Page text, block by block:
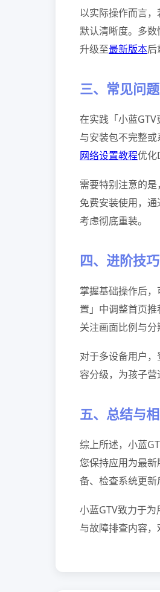
以实际操作而言
默认清晰度。多
升级至最新版本后
三、常见问
在实践「小蓝
与安装包不完整
网络设置教程优化
需要特别注意的
免费安装使用，
考虑彻底重装。
四、进阶技
掌握基础操作后
置」中调整首页
关注画面比例与分
对于多设备用户
容分级，为孩子
五、总结与
综上所述，小蓝
您保持应用为最
备、检查系统更新
小蓝GTV致力于
与故障排查内容，